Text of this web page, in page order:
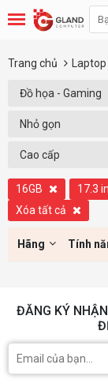
Trang chủ
Đồ họa - Gaming
Nhỏ gọn
Cao cấp
16GB 17.3
Xóa tất cả
Hãng Tính
ĐĂNG KÝ